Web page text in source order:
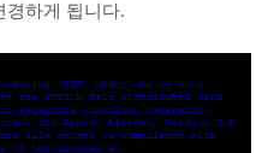
경하게 됩니다.